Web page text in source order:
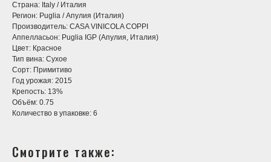
Страна: Italy / Италия
Регион: Puglia / Апулия (Италия)
Производитель: CASA VINICOLA COPPI
Аппелласьон: Puglia IGP (Апулия, Италия)
Цвет: Красное
Тип вина: Сухое
Сорт: Примитиво
Год урожая: 2015
Крепость: 13%
Объём: 0.75
Количество в упаковке: 6
Смотрите также: